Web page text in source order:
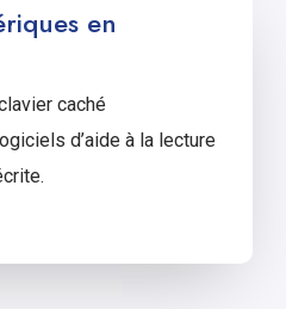
en
caché
d’aide à la lecture